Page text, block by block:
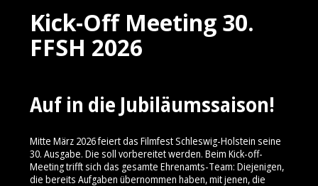
Kick-Off Meeting 30.
FFSH 2026
Auf in die Jubiläumssaison!
Mitte März 2026 feiert das Filmfest Schleswig-Holstein seine
30. Ausgabe. Die soll vorbereitet werden. Beim Kick-off-
Meeting trifft sich das gesamte Ehrenamts-Team: Diejenigen,
die bereits Aufgaben übernommen haben, mit jenen, die